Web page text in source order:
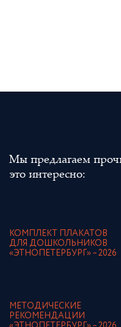
Мы предлагаем
это интересно:
КОМПЛЕКТ ПЛАКАТОВ
ДЛЯ ДОШКОЛЬНИКОВ
«ЭТНОПЕТЕРБУРГ» – 2026
МЕТОДИЧЕСКИЕ
РЕКОМЕНДАЦИИ